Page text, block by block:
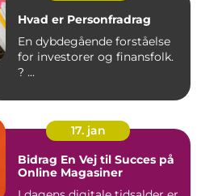
Hvad er Personfradrag
En dybdegående forståelse
for investorer og finansfolk.
? ...
17. jan
Bidrag En Vej til Succes på
Online Magasiner